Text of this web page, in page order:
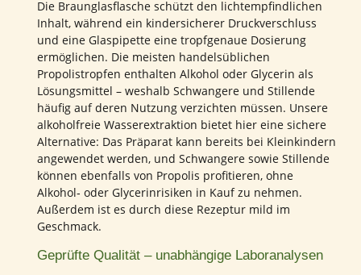
Die Braunglasflasche schützt den lichtempfindlichen
Inhalt, während ein kindersicherer Druckverschluss
und eine Glaspipette eine tropfgenaue Dosierung
ermöglichen. Die meisten handelsüblichen
Propolistropfen enthalten Alkohol oder Glycerin als
Lösungsmittel – weshalb Schwangere und Stillende
häufig auf deren Nutzung verzichten müssen. Unsere
alkoholfreie Wasserextraktion bietet hier eine sichere
Alternative: Das Präparat kann bereits bei Kleinkindern
angewendet werden, und Schwangere sowie Stillende
können ebenfalls von Propolis profitieren, ohne
Alkohol‐ oder Glycerinrisiken in Kauf zu nehmen.
Außerdem ist es durch diese Rezeptur mild im
Geschmack.
Geprüfte Qualität – unabhängige Laboranalysen